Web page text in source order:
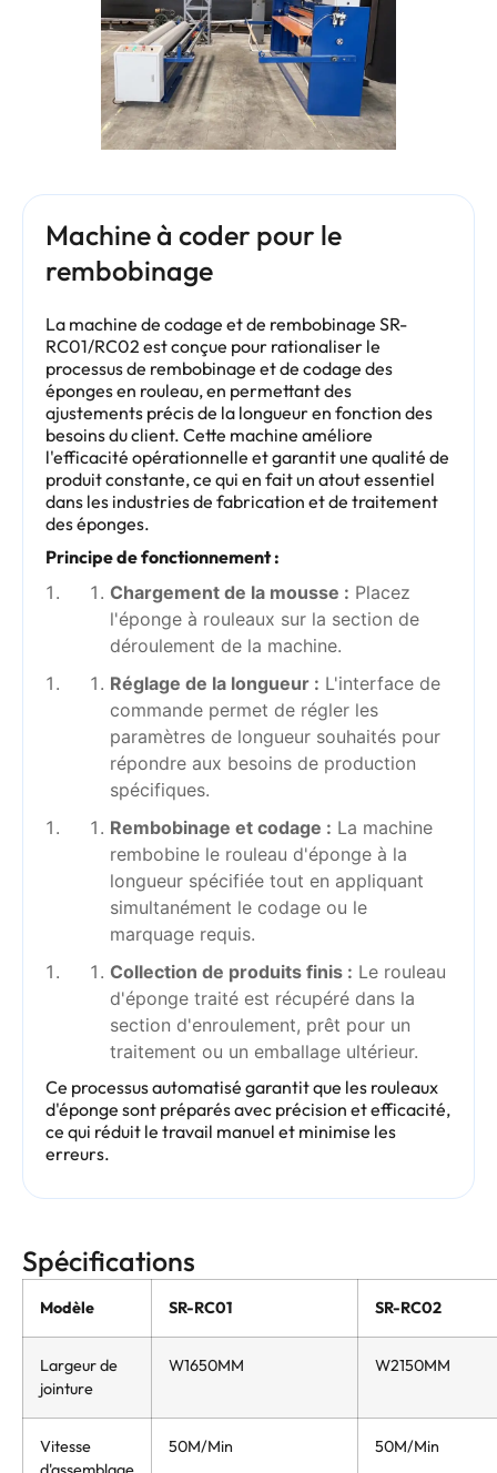
Machine à coder pour le
rembobinage
La machine de codage et de rembobinage SR-
RC01/RC02 est conçue pour rationaliser le
processus de rembobinage et de codage des
éponges en rouleau, en permettant des
ajustements précis de la longueur en fonction des
besoins du client. Cette machine améliore
l'efficacité opérationnelle et garantit une qualité de
produit constante, ce qui en fait un atout essentiel
dans les industries de fabrication et de traitement
des éponges.
Principe de fonctionnement :
Chargement de la mousse : Placez
l'éponge à rouleaux sur la section de
déroulement de la machine.
Réglage de la longueur : L'interface de
commande permet de régler les
paramètres de longueur souhaités pour
répondre aux besoins de production
spécifiques.
Rembobinage et codage : La machine
rembobine le rouleau d'éponge à la
longueur spécifiée tout en appliquant
simultanément le codage ou le
marquage requis.
Collection de produits finis : Le rouleau
d'éponge traité est récupéré dans la
section d'enroulement, prêt pour un
traitement ou un emballage ultérieur.
Ce processus automatisé garantit que les rouleaux
d'éponge sont préparés avec précision et efficacité,
ce qui réduit le travail manuel et minimise les
erreurs.
Spécifications
Modèle SR-RC01 SR-RC02
Largeur de
jointure
W1650MM W2150MM
Vitesse
50M/Min 50M/Min